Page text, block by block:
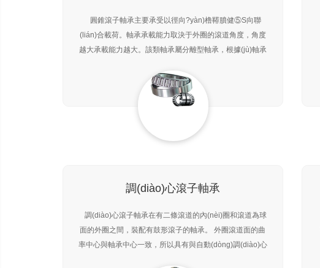
圓錐滾子軸承主要承受以徑向?yàn)橹鞯膹健⑤S向聯
(lián)合載荷。軸承承載能力取決于外圈的滾道角度，角度
越大承載能力越大。該類軸承屬分離型軸承，根據(jù)軸承
子軸承。單列圓錐滾子軸承
調(diào)心滾子軸承
調(diào)心滾子軸承在有二條滾道的內(nèi)圈和滾道為球
面的外圈之間，裝配有鼓形滾子的軸承。 外圈滾道面的曲
率中心與軸承中心一致，所以具有與自動(dòng)調(diào)心